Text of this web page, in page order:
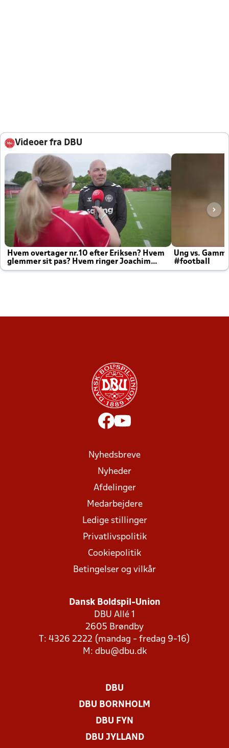
Videoer fra DBU
Hvem overtager nr.10 efter Eriksen? Hvem
glemmer sit pas? Hvem ringer Joachim
altid til efter kampe?
Ung vs.
#football
Nyhedsbreve
Nyheder
Afdelinger
Medarbejdere
Ledige stillinger
Privatlivspolitik
Cookiepolitik
Betingelser og vilkår
Dansk Boldspil-Union
DBU Allé 1
2605 Brøndby
T: 4326 2222 (mandag - fredag 9-16)
M: dbu@dbu.dk
DBU
DBU BORNHOLM
DBU FYN
DBU JYLLAND